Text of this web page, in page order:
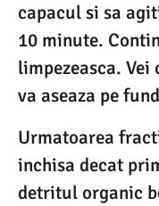
capacul si sa
10 minute.
limpezeasca.
va aseaza pe
Urmatoarea
inchisa decat
detritul organic